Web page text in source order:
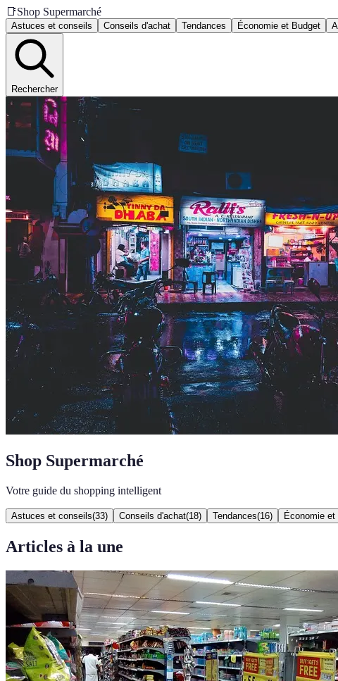
📑Shop Supermarché
Astuces et conseils Conseils d'achat Tendances Économie et Budget
Rechercher
Shop Supermarché
Votre guide du shopping intelligent
Astuces et conseils(33) Conseils d'achat(18) Tendances(16) Économie et
Articles à la une